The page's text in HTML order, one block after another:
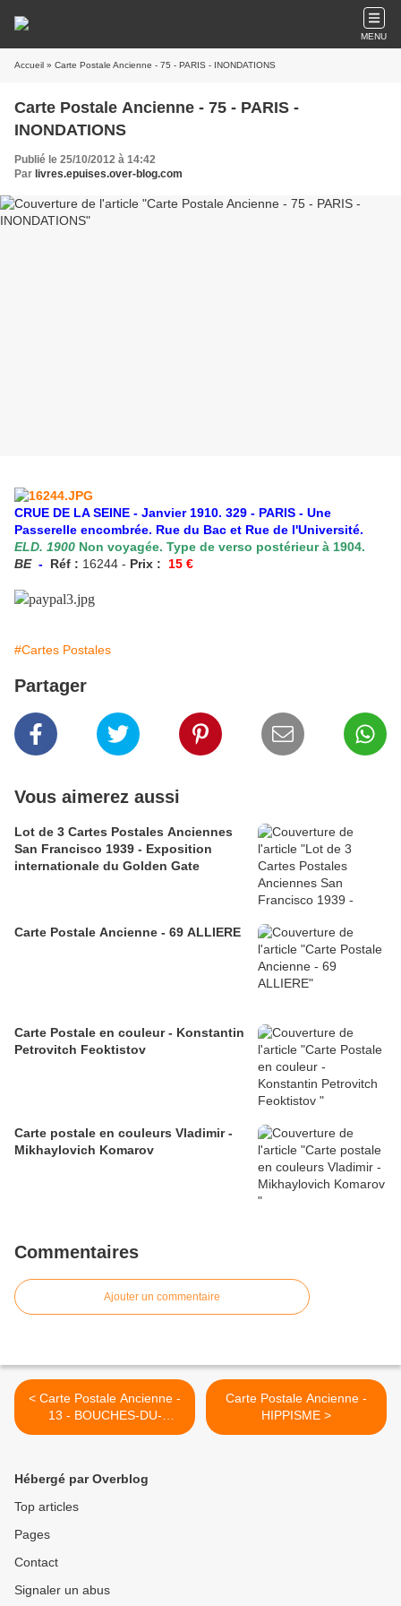
MENU
Accueil » Carte Postale Ancienne - 75 - PARIS - INONDATIONS
Carte Postale Ancienne - 75 - PARIS -
INONDATIONS
Publié le 25/10/2012 à 14:42
Par livres.epuises.over-blog.com
CRUE DE LA SEINE - Janvier 1910. 329 - PARIS - Une
Passerelle encombrée. Rue du Bac et Rue de l'Université.
ELD. 1900 Non voyagée. Type de verso postérieur à 1904.
BE - Réf : 16244 - Prix : 15 €
#Cartes Postales
Partager
Vous aimerez aussi
Lot de 3 Cartes Postales Anciennes
San Francisco 1939 - Exposition
internationale du Golden Gate
Carte Postale Ancienne - 69 ALLIERE
Carte Postale en couleur - Konstantin
Petrovitch Feoktistov
Carte postale en couleurs Vladimir -
Mikhaylovich Komarov
Commentaires
Ajouter un commentaire
< Carte Postale Ancienne -
13 - BOUCHES-DU-
RHONE
Carte Postale Ancienne -
HIPPISME >
Hébergé par Overblog
Top articles
Pages
Contact
Signaler un abus